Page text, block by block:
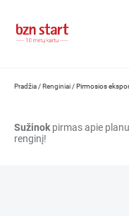
Pradžia /Renginiai /Pirmosios
Sužinok pirmas apie
renginį!